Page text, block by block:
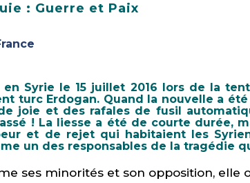
: Guerre et Paix
en Syrie le 15 juillet 2016 lors de la
turc Erdogan. Quand la nouvelle a
joie et des rafales de fusil
! La liesse a été de courte durée,
et de rejet qui habitaient les
un des responsables de la tragédie
ses minorités et son opposition, elle